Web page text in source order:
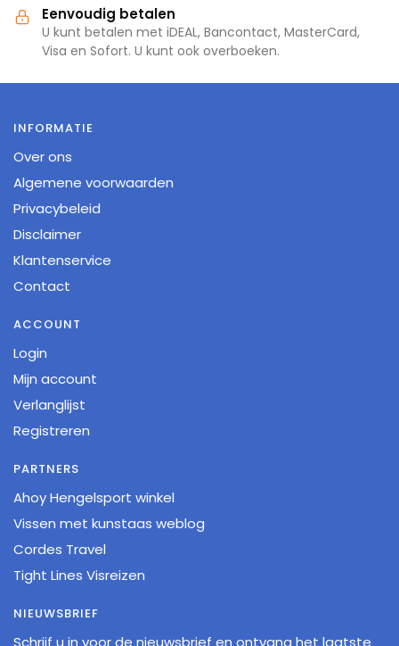
Eenvoudig betalen
U kunt betalen met iDEAL, Bancontact, MasterCard,
Visa en Sofort. U kunt ook overboeken.
INFORMATIE
Over ons
Algemene voorwaarden
Privacybeleid
Disclaimer
Klantenservice
Contact
ACCOUNT
Login
Mijn account
Verlanglijst
Registreren
PARTNERS
Ahoy Hengelsport winkel
Vissen met kunstaas weblog
Cordes Travel
Tight Lines Visreizen
NIEUWSBRIEF
Schrijf u in voor de nieuwsbrief en ontvang het laatste